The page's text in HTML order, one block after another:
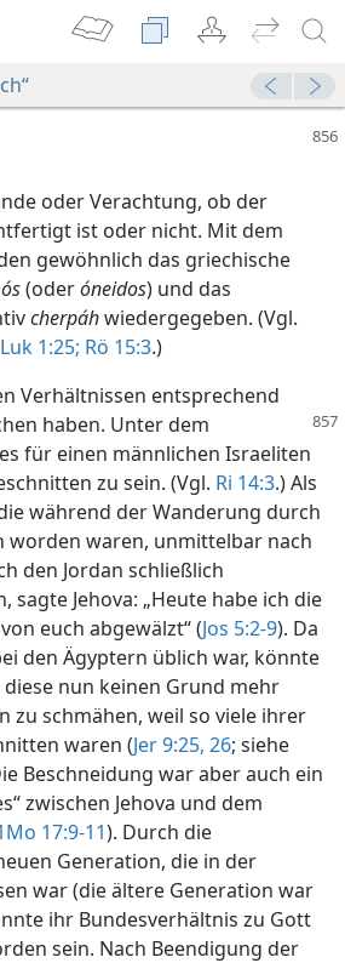
oder Verachtung, ob der
ist oder nicht. Mit dem
gewöhnlich das griechische
(oderóneidos) und das
cherpáhwiedergegeben. (Vgl.
Luk 1:25; Rö 15:3.)
Verhältnissen entsprechend
haben. Unter dem
für einen männlichen Israeliten
zu sein. (Vgl. Ri 14:3.) Als
während der Wanderung durch
worden waren, unmittelbar nach
den Jordan schließlich
sagte Jehova: „Heute habe ich die
euch abgewälzt“ (Jos 5:2-9). Da
den Ägyptern üblich war, könnte
nun keinen Grund mehr
zu schmähen, weil so viele ihrer
waren (Jer 9:25, 26; siehe
Beschneidung war aber auch ein
zwischen Jehova und dem
17:9-11). Durch die
Generation, die in der
war (die ältere Generation war
ihr Bundesverhältnis zu Gott
sein. Nach Beendigung der